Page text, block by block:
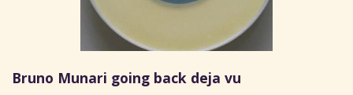
Bruno Munari going back deja vu